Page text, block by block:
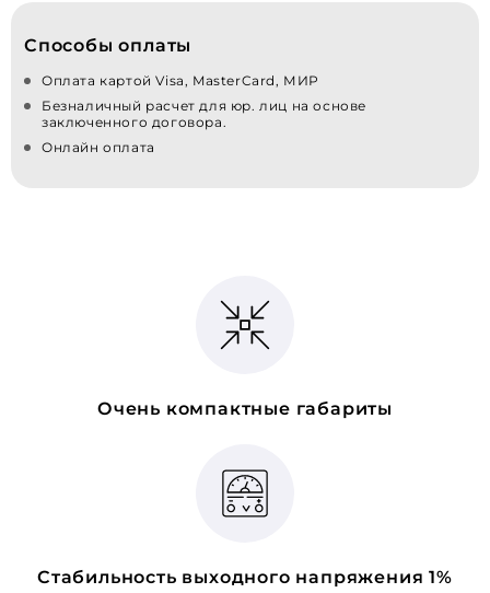
Способы оплаты
Оплата картой Visa, MasterCard, МИР
Безналичный расчет для юр. лиц на основе
заключенного договора.
Онлайн оплата
Очень компактные габариты
Стабильность выходного напряжения 1%